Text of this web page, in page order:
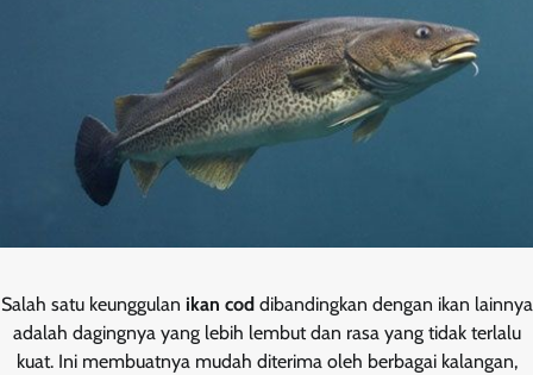
Salah satu keunggulan ikan cod dibandingkan dengan ikan lainnya
adalah dagingnya yang lebih lembut dan rasa yang tidak terlalu
kuat. Ini membuatnya mudah diterima oleh berbagai kalangan,